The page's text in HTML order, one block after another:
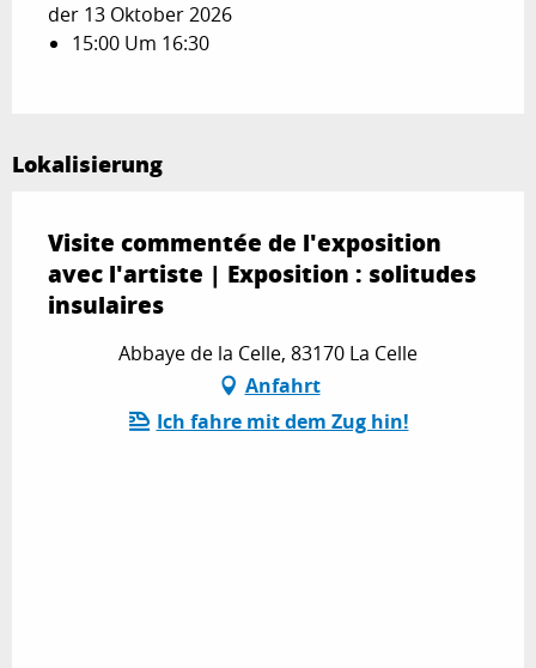
der 13 Oktober 2026
15:00 Um 16:30
Lokalisierung
Visite commentée de l'exposition
avec l'artiste | Exposition : solitudes
insulaires
Abbaye de la Celle, 83170 La Celle
Anfahrt
Ich fahre mit dem Zug hin!